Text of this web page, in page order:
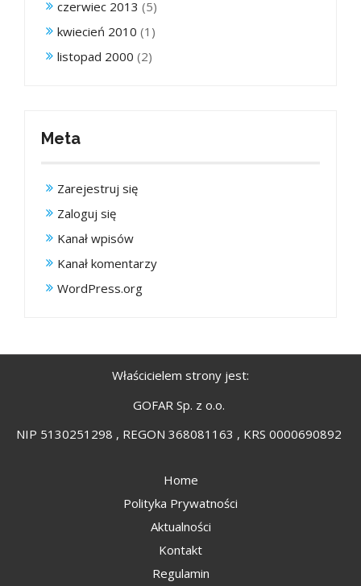
czerwiec 2013 (5)
kwiecień 2010 (1)
listopad 2000 (2)
Meta
Zarejestruj się
Zaloguj się
Kanał wpisów
Kanał komentarzy
WordPress.org
Właścicielem strony jest:
GOFAR Sp. z o.o.
NIP 5130251298 , REGON 368081163 , KRS 0000690892
Home
Polityka Prywatności
Aktualności
Kontakt
Regulamin